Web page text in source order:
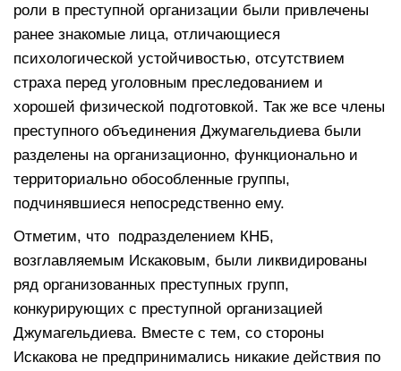
роли в преступной организации были привлечены
ранее знакомые лица, отличающиеся
психологической устойчивостью, отсутствием
страха перед уголовным преследованием и
хорошей физической подготовкой. Так же все члены
преступного объединения Джумагельдиева были
разделены на организационно, функционально и
территориально обособленные группы,
подчинявшиеся непосредственно ему.
Отметим, что подразделением КНБ,
возглавляемым Искаковым, были ликвидированы
ряд организованных преступных групп,
конкурирующих с преступной организацией
Джумагельдиева. Вместе с тем, со стороны
Искакова не предпринимались никакие действия по